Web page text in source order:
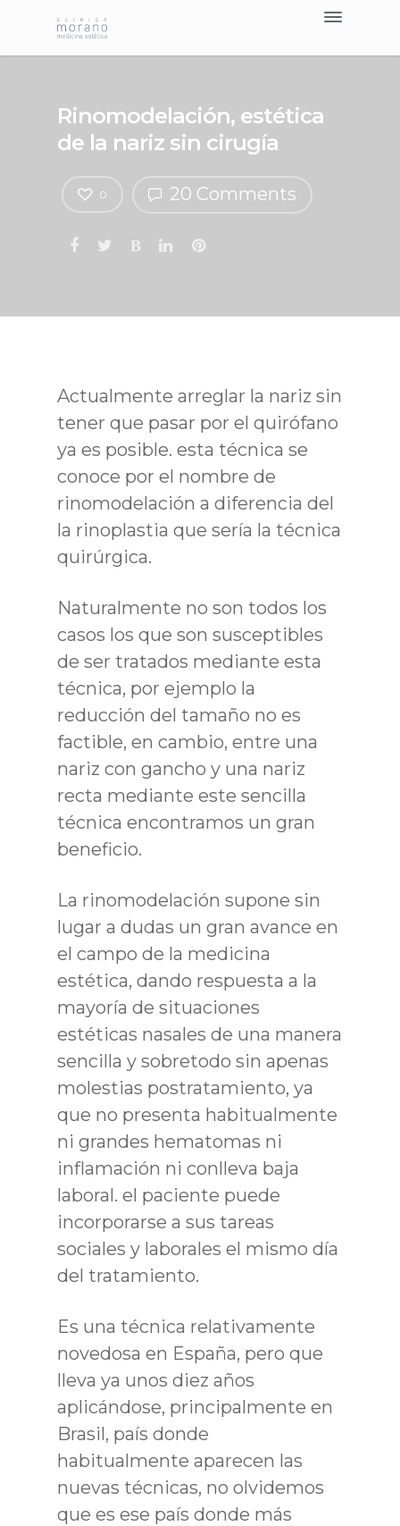
Tratamientos >
Blog
Contacto
Rinomodelación, estética
de la nariz sin cirugía
20 Comments
0
Actualmente arreglar la nariz sin
tener que pasar por el quirófano
ya es posible. esta técnica se
conoce por el nombre de
rinomodelación a diferencia del
la rinoplastia que sería la técnica
quirúrgica.
Naturalmente no son todos los
casos los que son susceptibles
de ser tratados mediante esta
técnica, por ejemplo la
reducción del tamaño no es
factible, en cambio, entre una
nariz con gancho y una nariz
recta mediante este sencilla
técnica encontramos un gran
beneficio.
La rinomodelación supone sin
lugar a dudas un gran avance en
el campo de la medicina
estética, dando respuesta a la
mayoría de situaciones
estéticas nasales de una manera
sencilla y sobretodo sin apenas
molestias postratamiento, ya
que no presenta habitualmente
ni grandes hematomas ni
inflamación ni conlleva baja
laboral. el paciente puede
incorporarse a sus tareas
sociales y laborales el mismo día
del tratamiento.
Es una técnica relativamente
novedosa en España, pero que
lleva ya unos diez años
aplicándose, principalmente en
Brasil, país donde
habitualmente aparecen las
nuevas técnicas, no olvidemos
que es ese país donde más